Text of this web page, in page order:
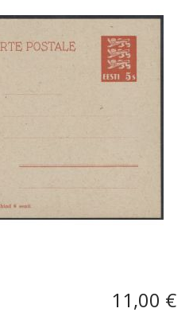
11,00 €